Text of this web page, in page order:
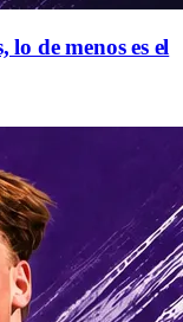
de menos es el